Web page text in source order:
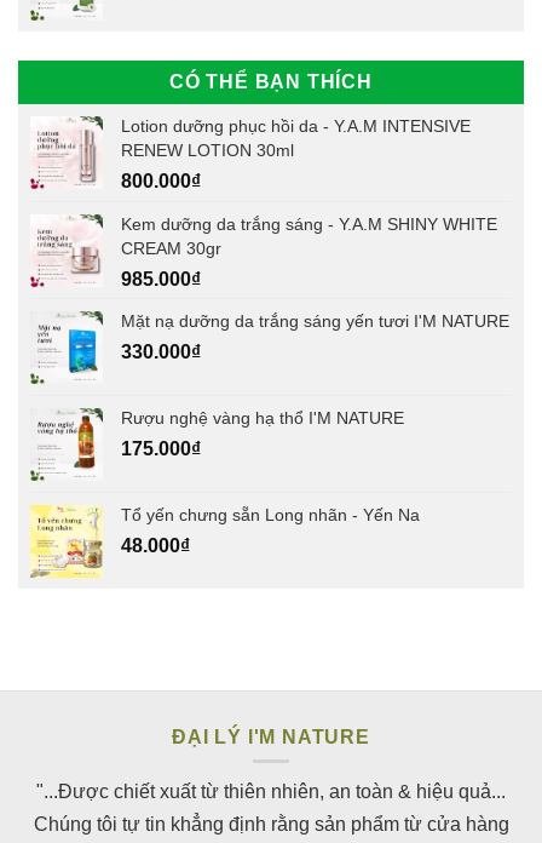
CÓ THỂ BẠN THÍCH
Lotion dưỡng phục hồi da - Y.A.M INTENSIVE
RENEW LOTION 30ml
800.000₫
Kem dưỡng da trắng sáng - Y.A.M SHINY WHITE
CREAM 30gr
985.000₫
Mặt nạ dưỡng da trắng sáng yến tươi I'M NATURE
330.000₫
Rượu nghệ vàng hạ thổ I'M NATURE
175.000₫
Tổ yến chưng sẵn Long nhãn - Yến Na
48.000₫
ĐẠI LÝ I'M NATURE
"...Được chiết xuất từ thiên nhiên, an toàn & hiệu quả...
Chúng tôi tự tin khẳng định rằng sản phẩm từ cửa hàng